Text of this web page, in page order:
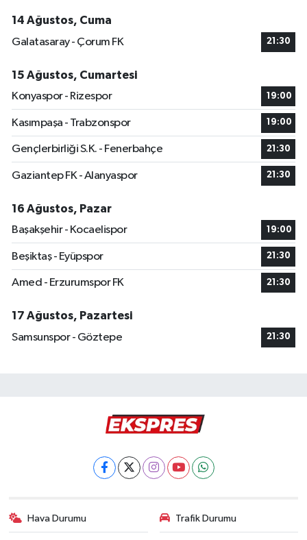
14 Ağustos, Cuma
Galatasaray - Çorum FK
21:30
15 Ağustos, Cumartesi
Konyaspor - Rizespor
19:00
Kasımpaşa - Trabzonspor 19:00
Gençlerbirliği S.K. - Fenerbahçe 21:30
Gaziantep FK - Alanyaspor 21:30
16 Ağustos, Pazar
Başakşehir - Kocaelispor
19:00
Beşiktaş - Eyüpspor 21:30
Amed - Erzurumspor FK 21:30
17 Ağustos, Pazartesi
Samsunspor - Göztepe
21:30
Hava Durumu Trafik Durumu